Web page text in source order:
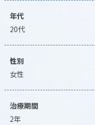
年代
20代
性別
女性
治療期間
2年